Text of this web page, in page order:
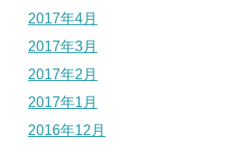
2017年4月
2017年3月
2017年2月
2017年1月
2016年12月